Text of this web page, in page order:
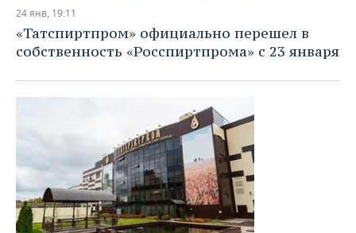
24 янв, 19:11
«Татспиртпром» официально перешел в
собственность «Росспиртпрома» с 23 января